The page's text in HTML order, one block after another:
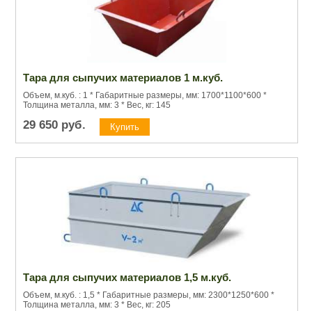
Тара для сыпучих материалов 1 м.куб.
Объем, м.куб. : 1 * Габаритные размеры, мм: 1700*1100*600 *
Толщина металла, мм: 3 * Вес, кг: 145
29 650 руб.
Тара для сыпучих материалов 1,5 м.куб.
Объем, м.куб. : 1,5 * Габаритные размеры, мм: 2300*1250*600 *
Толщина металла, мм: 3 * Вес, кг: 205